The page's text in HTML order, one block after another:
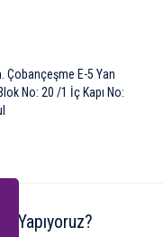
Çobançeşme E-5 Yan
No: 20 /1 İç Kapı No:
Yapıyoruz?